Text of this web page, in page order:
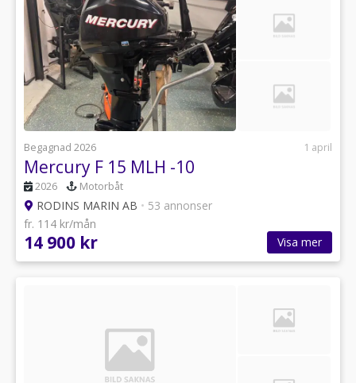
Begagnad 2026 1 april
Mercury F 15 MLH -10
2026 Motorbåt
RODINS MARIN AB • 53 annonser
fr. 114 kr/mån
14 900 kr Visa mer